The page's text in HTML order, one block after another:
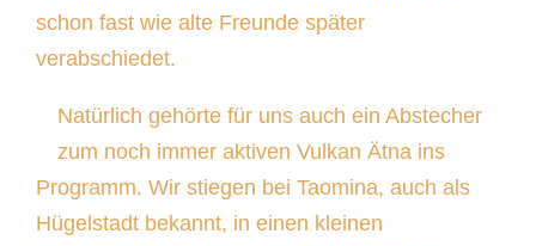
schon fast wie alte Freunde später
verabschiedet.
Natürlich gehörte für uns auch ein Abstecher
zum noch immer aktiven Vulkan Ätna ins
Programm. Wir stiegen bei Taomina, auch als
Hügelstadt bekannt, in einen kleinen